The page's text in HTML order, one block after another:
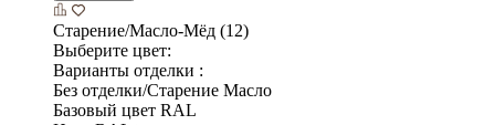
Старение/Масло-Мёд (12)
Выберите цвет:
Варианты отделки :
Без отделки/Старение Масло
Базовый цвет RAL